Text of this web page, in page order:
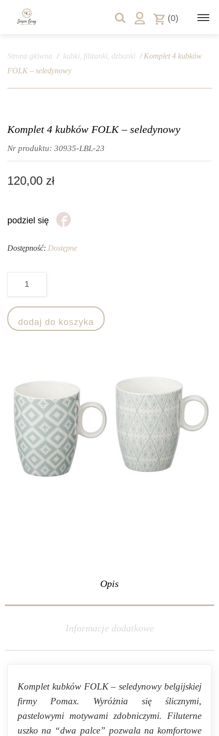
(0)
Strona główna / kubki, filiżanki, dzbanki / Komplet 4 kubków
FOLK – seledynowy
Komplet 4 kubków FOLK – seledynowy
Nr produktu: 30935-LBL-23
120,00 zł
podziel się
Dostępność: Dostępne
4
kubków
dodaj do koszyka
Opis
Informacje dodatkowe
Komplet kubków FOLK – seledynowy belgijskiej
firmy Pomax. Wyróżnia się ślicznymi,
pastelowymi motywami zdobniczymi. Filuterne
uszko na “dwa palce” pozwala na komfortowe